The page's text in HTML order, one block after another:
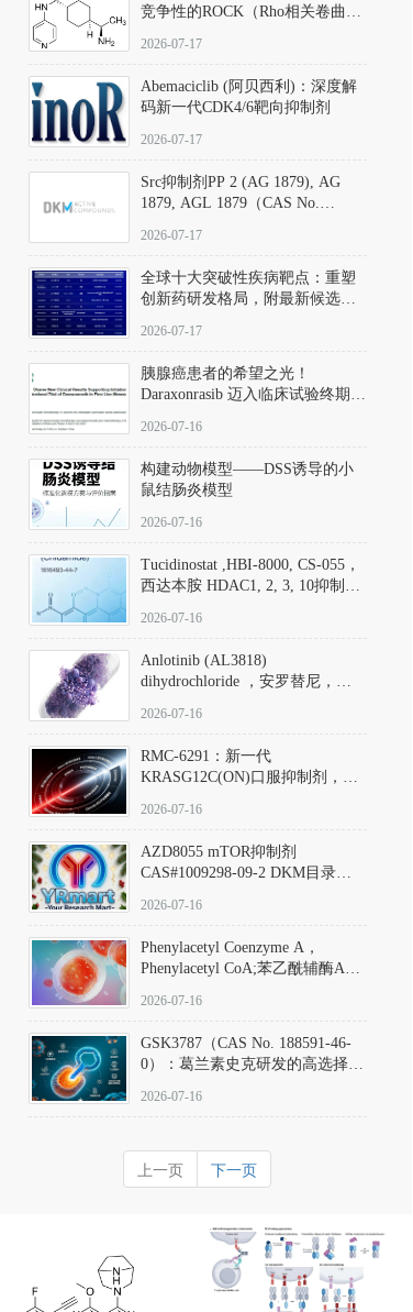
竞争性的ROCK（Rho相关卷曲螺
同等抑制ROCK1与ROCK2；其通
过精准嵌入激酶的ATP结合位点
发挥抑制作用，对ROCK1和
ROCK2的解离常数（Ki）分别为
140 nM和300 nM；在众多丝氨酸/
中，其靶向ROCK的选择性超过
200倍，凸显出优异的分子特异
2026-07-17
Abemaciclib (阿贝西利)：深度解
码新一代CDK4/6靶向抑制剂
2026-07-17
Src抑制剂PP 2 (AG 1879), AG
1879, AGL 1879（CAS No.
应用指南
2026-07-17
全球十大突破性疾病靶点：重塑
创新药研发格局，附最新候选分
2026-07-17
胰腺癌患者的希望之光！
Daraxonrasib 迈入临床试验终期阶
2026-07-16
构建动物模型——DSS诱导的小
鼠结肠炎模型
2026-07-16
Tucidinostat ,HBI-8000, CS-055，
西达本胺 HDAC1, 2, 3, 10抑制剂
D808567) - DKM活性分子
2026-07-16
Anlotinib (AL3818)
dihydrochloride ，安罗替尼，
Hydrochloride实验方法步骤SOP
2026-07-16
RMC-6291：新一代
KRASG12C(ON)口服抑制剂，
(Elironrasib)CAS#2641998-63-0
2026-07-16
AZD8055 mTOR抑制剂
CAS#1009298-09-2 DKM目录号
激酶抑制剂的深度剖析
2026-07-16
Phenylacetyl Coenzyme A，
Phenylacetyl CoA;苯乙酰辅酶A
2026-07-16
GSK3787（CAS No. 188591-46-
0）：葛兰素史克研发的高选择
抗剂，被广泛视为研究PPARδ核
靶点药理机制的金标准化学探
针。
2026-07-16
上一页 下一页